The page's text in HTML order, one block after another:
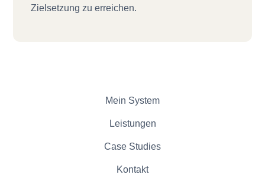
Zielsetzung zu erreichen.
Mein System
Leistungen
Case Studies
Kontakt